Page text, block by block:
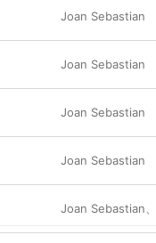
Joan Sebastian
Joan Sebastian
Joan Sebastian
Joan Sebastian
Joan Sebastian